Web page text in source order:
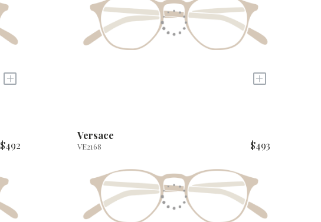
+ +
$492
Versace
VE2168 $493